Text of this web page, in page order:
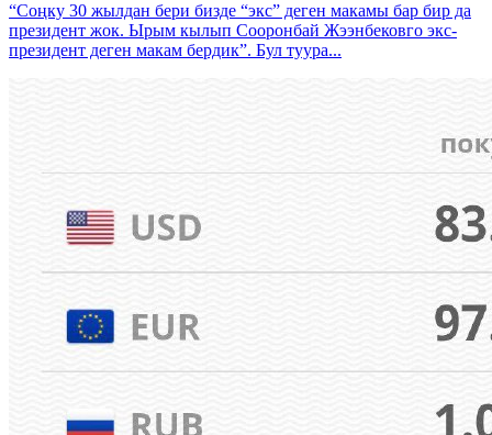
“Соңку 30 жылдан бери бизде “экс” деген макамы бар бир да
президент жок. Ырым кылып Сооронбай Жээнбековго экс-
президент деген макам бердик”. Бул туура...